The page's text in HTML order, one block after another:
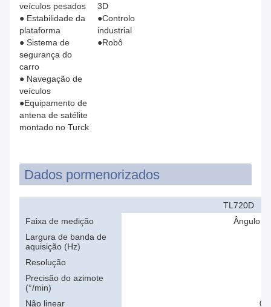
veículos pesados
● Estabilidade da
plataforma
● Sistema de
segurança do
carro
3D
●Controlo
industrial
●Robô
● Navegação de
veículos
●Equipamento de
antena de satélite
montado no Turck
Dados pormenorizados
TL720D
Faixa de medição
Ângulo
Largura de banda de
aquisição (Hz)
Resolução
Precisão do azimote
(°/min)
Não linear